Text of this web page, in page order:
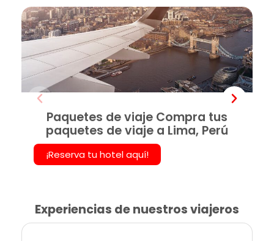
Paquetes de viaje Compra tus
paquetes de viaje a Lima, Perú
¡Reserva tu hotel aquí!
Experiencias de nuestros viajeros